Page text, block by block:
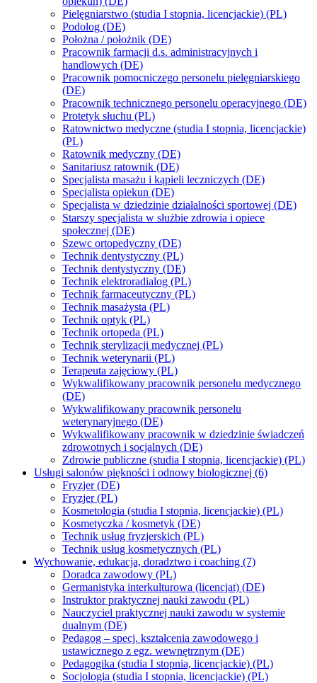
Pielęgniarstwo (studia I stopnia, licencjackie) (PL)
Podolog (DE)
Położna / położnik (DE)
Pracownik farmacji d.s. administracyjnych i
handlowych (DE)
Pracownik pomocniczego personelu pielęgniarskiego
(DE)
Pracownik technicznego personelu operacyjnego (DE)
Protetyk słuchu (PL)
Ratownictwo medyczne (studia I stopnia, licencjackie)
(PL)
Ratownik medyczny (DE)
Sanitariusz ratownik (DE)
Specjalista masażu i kąpieli leczniczych (DE)
Specjalista opiekun (DE)
Specjalista w dziedzinie działalności sportowej (DE)
Starszy specjalista w służbie zdrowia i opiece
społecznej (DE)
Szewc ortopedyczny (DE)
Technik dentystyczny (PL)
Technik dentystyczny (DE)
Technik elektroradialog (PL)
Technik farmaceutyczny (PL)
Technik masażysta (PL)
Technik optyk (PL)
Technik ortopeda (PL)
Technik sterylizacji medycznej (PL)
Technik weterynarii (PL)
Terapeuta zajęciowy (PL)
Wykwalifikowany pracownik personelu medycznego
(DE)
Wykwalifikowany pracownik personelu
weterynaryjnego (DE)
Wykwalifikowany pracownik w dziedzinie świadczeń
zdrowotnych i socjalnych (DE)
Zdrowie publiczne (studia I stopnia, licencjackie) (PL)
Usługi salonów piękności i odnowy biologicznej (6)
Fryzjer (DE)
Fryzjer (PL)
Kosmetologia (studia I stopnia, licencjackie) (PL)
Kosmetyczka / kosmetyk (DE)
Technik usług fryzjerskich (PL)
Technik usług kosmetycznych (PL)
Wychowanie, edukacja, doradztwo i coaching (7)
Doradca zawodowy (PL)
Germanistyka interkulturowa (licencjat) (DE)
Instruktor praktycznej nauki zawodu (PL)
Nauczyciel praktycznej nauki zawodu w systemie
dualnym (DE)
Pedagog – specj. kształcenia zawodowego i
ustawicznego z egz. wewnętrznym (DE)
Pedagogika (studia I stopnia, licencjackie) (PL)
Socjologia (studia I stopnia, licencjackie) (PL)